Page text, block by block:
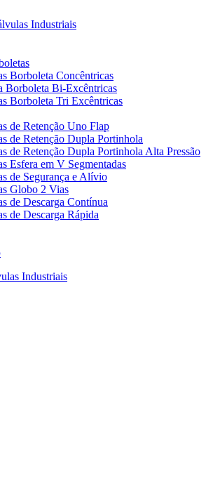
Borboleta Concêntricas
Borboleta Bi-Excêntricas
Borboleta Tri Excêntricas
de Retenção Uno Flap
de Retenção Dupla Portinhola
de Retenção Dupla Portinhola Alta Pressão
Esfera em V Segmentadas
de Segurança e Alívio
Globo 2 Vias
de Descarga Contínua
de Descarga Rápida
Industriais